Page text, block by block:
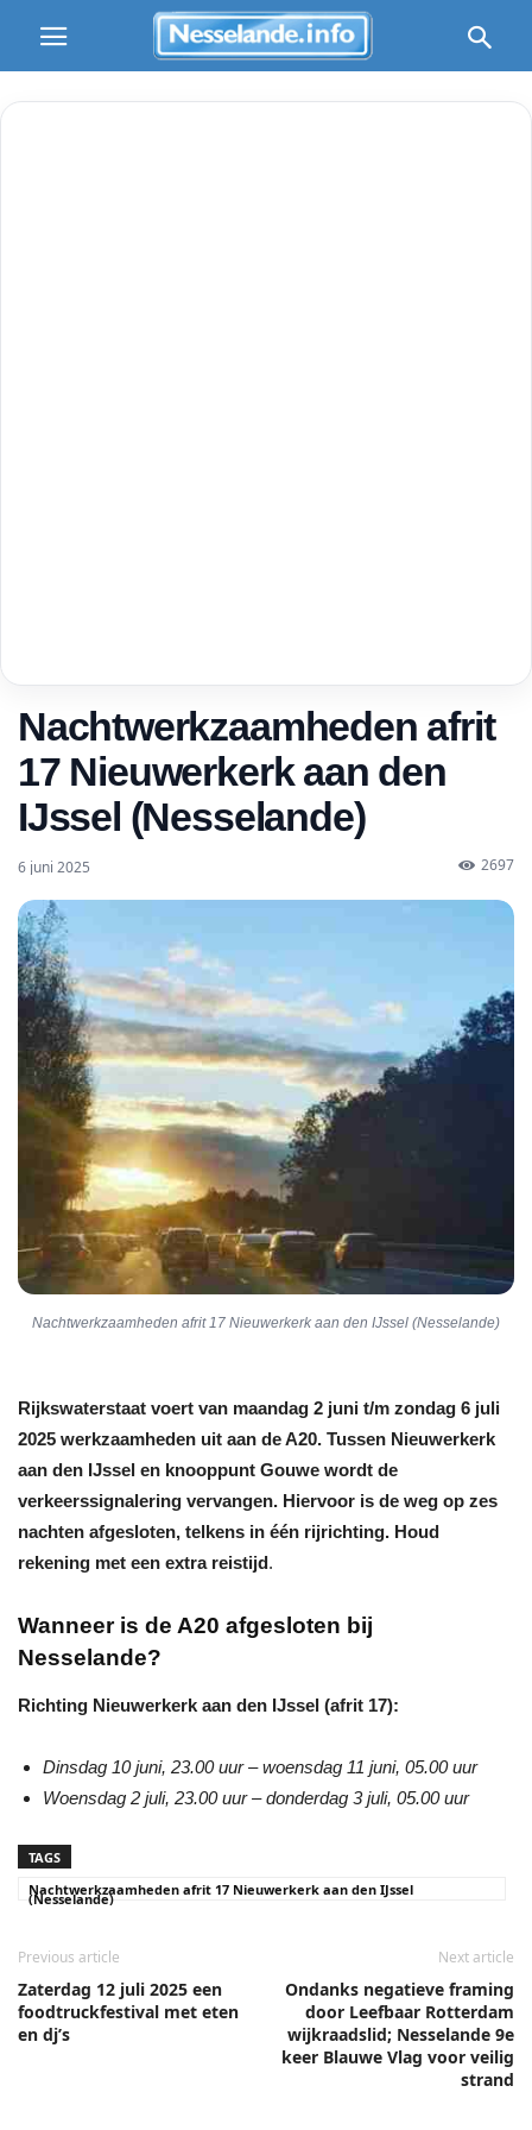
Nachtwerkzaamheden afrit
17 Nieuwerkerk aan den
IJssel (Nesselande)
6 juni 2025 2697
Nachtwerkzaamheden afrit 17 Nieuwerkerk aan den IJssel (Nesselande)
Rijkswaterstaat voert van maandag 2 juni t/m zondag 6 juli
2025 werkzaamheden uit aan de A20. Tussen Nieuwerkerk
aan den IJssel en knooppunt Gouwe wordt de
verkeerssignalering vervangen. Hiervoor is de weg op zes
nachten afgesloten, telkens in één rijrichting. Houd
rekening met een extra reistijd.
Wanneer is de A20 afgesloten bij
Nesselande?
Richting Nieuwerkerk aan den IJssel (afrit 17):
Dinsdag 10 juni, 23.00 uur – woensdag 11 juni, 05.00 uur
Woensdag 2 juli, 23.00 uur – donderdag 3 juli, 05.00 uur
TAGS
Nachtwerkzaamheden afrit 17 Nieuwerkerk aan den IJssel
(Nesselande)
Previous article
Zaterdag 12 juli 2025 een
foodtruckfestival met eten
en dj’s
Next article
Ondanks negatieve framing
door Leefbaar Rotterdam
wijkraadslid; Nesselande 9e
keer Blauwe Vlag voor veilig
strand